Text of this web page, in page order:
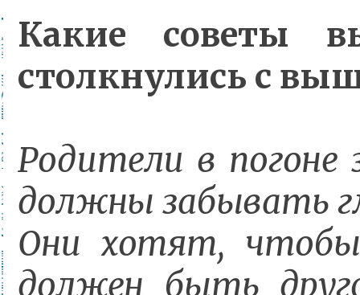
Какие советы
столкнулись с
Родители в погоне
должны забывать
Они хотят, чтобы
должен быть